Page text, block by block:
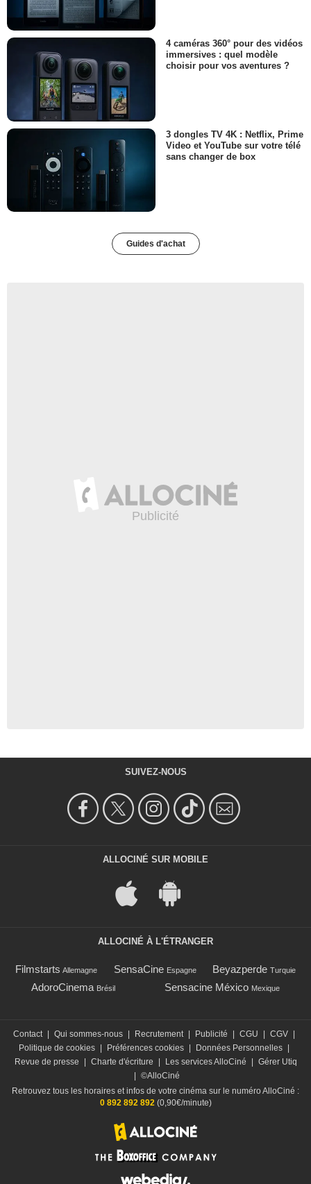
4 caméras 360° pour des vidéos
immersives : quel modèle
choisir pour vos aventures ?
3 dongles TV 4K : Netflix, Prime
Video et YouTube sur votre télé
sans changer de box
Guides d'achat
SUIVEZ-NOUS
ALLOCINÉ SUR MOBILE
ALLOCINÉ À L'ÉTRANGER
Filmstarts Allemagne SensaCine Espagne Beyazperde Turquie
AdoroCinema Brésil Sensacine México Mexique
Contact Qui sommes-nous Recrutement Publicité CGU CGV
Politique de cookies
Préférences cookies Données Personnelles
Revue de presse
Charte d'écriture Les services AlloCiné
Gérer Utiq
©AlloCiné
Retrouvez tous les horaires et infos de votre cinéma sur le numéro AlloCiné :
0 892 892 892(0,90€/minute)